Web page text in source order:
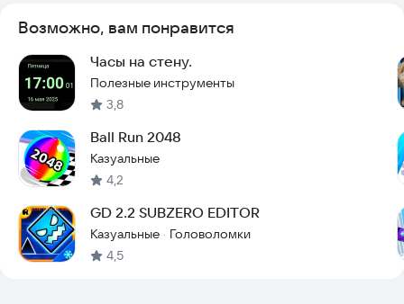
Возможно, вам понравится
Часы на стену.
Полезные инструменты
3,8
Ball Run 2048
Казуальные
4,2
GD 2.2 SUBZERO EDITOR
Казуальные · Головоломки
4,5